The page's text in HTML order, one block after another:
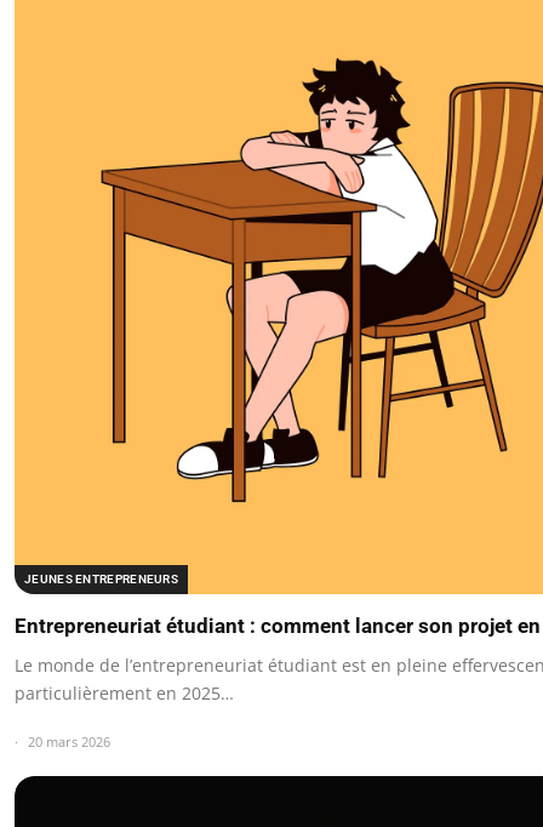
JEUNES ENTREPRENEURS
Entrepreneuriat étudiant : comment lancer son projet
Le monde de l’entrepreneuriat étudiant est en pleine
particulièrement en 2025…
20 mars 2026